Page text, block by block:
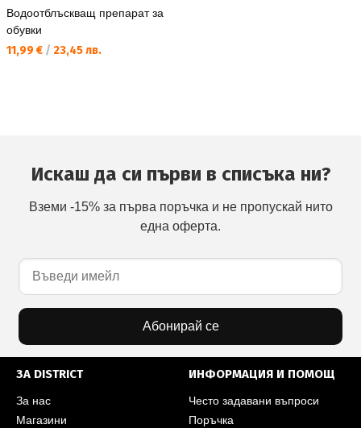
Водоотблъскващ препарат за
обувки
Текуща цена:
11,99 € / 23,45 лв.
Искаш да си първи в списъка ни?
Вземи -15% за първа поръчка и не пропускай нито
една оферта.
Абонирай се
ЗА DISTRICT
За нас
Магазини
ИНФОРМАЦИЯ И ПОМОЩ
Често задавани въпроси
Поръчка